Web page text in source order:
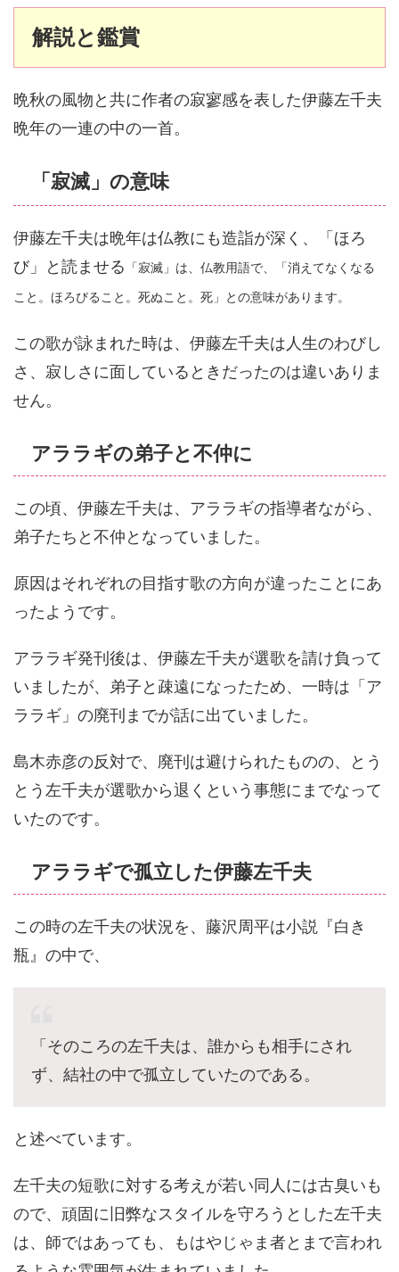
解説と鑑賞
晩秋の風物と共に作者の寂寥感を表した伊藤左千夫
晩年の一連の中の一首。
「寂滅」の意味
伊藤左千夫は晩年は仏教にも造詣が深く、「ほろ
び」と読ませる 「寂滅」は、仏教用語で、「消えてなくなる
こと。ほろびること。死ぬこと。死」との意味があります。
この歌が詠まれた時は、伊藤左千夫は人生のわびし
さ、寂しさに面しているときだったのは違いありま
せん。
アララギの弟子と不仲に
この頃、伊藤左千夫は、アララギの指導者ながら、
弟子たちと不仲となっていました。
原因はそれぞれの目指す歌の方向が違ったことにあ
ったようです。
アララギ発刊後は、伊藤左千夫が選歌を請け負って
いましたが、弟子と疎遠になったため、一時は「ア
ララギ」の廃刊までが話に出ていました。
島木赤彦の反対で、廃刊は避けられたものの、とう
とう左千夫が選歌から退くという事態にまでなって
いたのです。
アララギで孤立した伊藤左千夫
この時の左千夫の状況を、藤沢周平は小説『白き
瓶』の中で、
「そのころの左千夫は、誰からも相手にされ
ず、結社の中で孤立していたのである。
と述べています。
左千夫の短歌に対する考えが若い同人には古臭いも
ので、頑固に旧弊なスタイルを守ろうとした左千夫
は、師ではあっても、もはやじゃま者とまで言われ